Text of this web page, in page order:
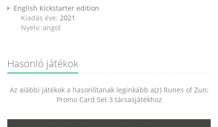
English Kickstarter edition
Kiadás éve: 2021
Nyelv: angol
Hasonló játékok
Az alábbi játékok a hasonlítanak leginkább a(z) Runes of Zun:
Promo Card Set 3 társasjátékhoz